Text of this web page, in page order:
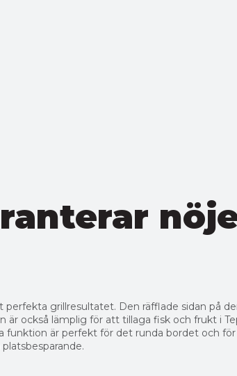
grillresultatet. Den räfflade sidan på
också lämplig för att tillaga fisk och frukt i
är perfekt för det runda bordet och